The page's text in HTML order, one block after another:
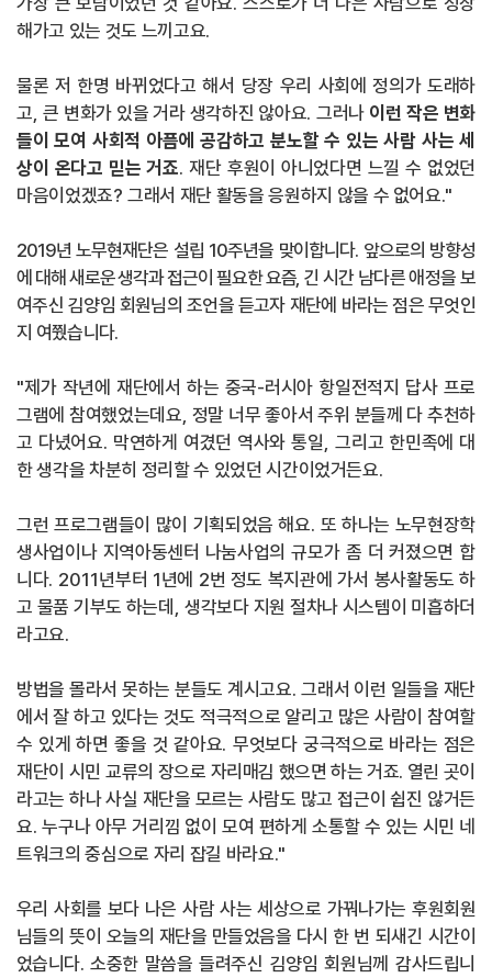
해가고 있는 것도 느끼고요.
물론 저 한명 바뀌었다고 해서 당장 우리 사회에 정의가 도래하
고 ,큰 변화가 있을 거라 생각하진 않아요. 그러나 이런 작은 변화
들이 모여 사회적 아픔에 공감하고 분노할 수 있는 사람 사는 세
상이 온다고 믿는 거죠.재단 후원이 아니었다면 느낄 수 없었던
마음이었겠죠? 그래서 재단 활동을 응원하지 않을 수 없어요."
2019년 노무현재단은 설립 10주년을 맞이합니다. 앞으로의 방향성
에 대해 새로운 생각과 접근이 필요한 요즘, 긴 시간 남다른 애정을 보
여주신 김양임 회원님의 조언을 듣고자 재단에 바라는 점은 무엇인
지 여쭸습니다.
"제가 작년에 재단에서 하는 중국-러시아 항일전적지 답사 프로
그램에 참여했었는데요 정말 너무 좋아서 주위 분들께 다 추천하
고 다녔어요. 막연하게 여겼던 역사와 통일 ,그리고 한민족에 대
한 생각을 차분히 정리할 수 있었던 시간이었거든요.
그런 프로그램들이 많이 기획되었음 해요. 또 하나는 노무현장학
생사업이나 지역아동센터 나눔사업의 규모가 좀 더 커졌으면 합
니다. 2011년부터 1년에 2번 정도 복지관에 가서 봉사활동도 하
고 물품 기부도 하는데 ,생각보다 지원 절차나 시스템이 미흡하더
라고요.
방법을 몰라서 못하는 분들도 계시고요.그래서 이런 일들을 재단
에서 잘 하고 있다는 것도 적극적으로 알리고 많은 사람이 참여할
수 있게 하면 좋을 것 같아요.무엇보다 궁극적으로 바라는 점은
재단이 시민 교류의 장으로 자리매김 했으면 하는 거죠. 열린 곳이
라고는 하나 사실 재단을 모르는 사람도 많고 접근이 쉽진 않거든
요.누구나 아무 거리낌 없이 모여 편하게 소통할 수 있는 시민 네
트워크의 중심으로 자리 잡길 바라요."
우리 사회를 보다 나은 사람 사는 세상으로 가꿔나가는 후원회원
님들의 뜻이 오늘의 재단을 만들었음을 다시 한 번 되새긴 시간이
었습니다.소중한 말씀을들려주신 김양임 회원님께 감사드립니